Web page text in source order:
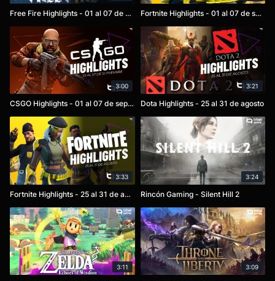
Free Fire Highlights - 01 al 07 de septiembre Fortnite Highlights - 01 al 07 de septiembre
3:00
CSGO Highlights - 01 al 07 de septiembre
3:21
Dota Highlights - 25 al 31 de agosto
3:33
Fortnite Highlights - 25 al 31 de agosto
3:24
Rincón Gaming - Silent Hill 2
3:11 3:09